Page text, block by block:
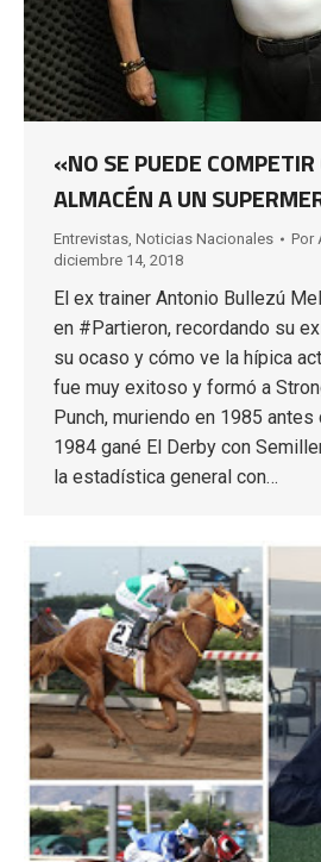
«NO SE PUEDE
ALMACÉN A UN
Entrevistas, Noticias Nacionales Por
diciembre 14, 2018
El ex trainer Antonio Bullezú
en #Partieron, recordando su
su ocaso y cómo ve la hípica
fue muy exitoso y formó a
Punch, muriendo en 1985 antes
1984 gané El Derby con
la estadística general con…